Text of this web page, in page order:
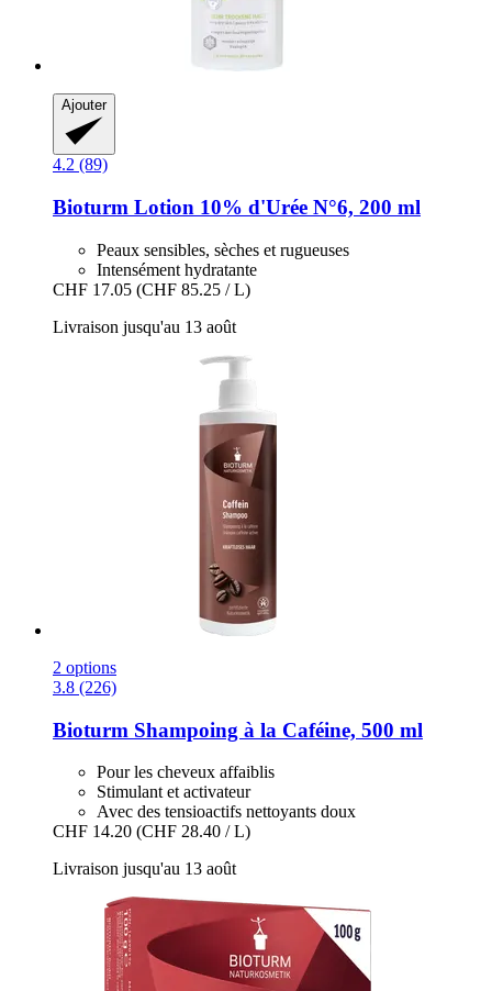
Ajouter
4.2 (89)
Bioturm Lotion 10% d'Urée N°6, 200 ml
Peaux sensibles, sèches et rugueuses
Intensément hydratante
CHF 17.05 (CHF 85.25 / L)
Livraison jusqu'au 13 août
2 options
3.8 (226)
Bioturm Shampoing à la Caféine, 500 ml
Pour les cheveux affaiblis
Stimulant et activateur
Avec des tensioactifs nettoyants doux
CHF 14.20 (CHF 28.40 / L)
Livraison jusqu'au 13 août